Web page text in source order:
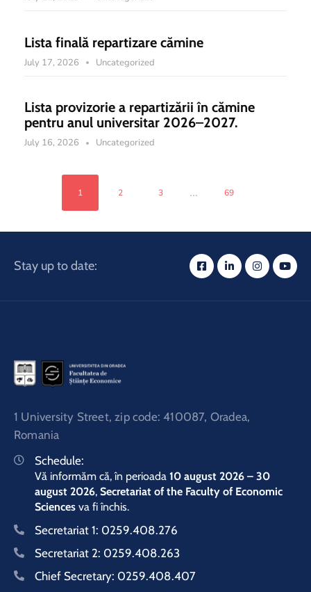
Lista finală repartizare cămine
July 17, 2026 Uncategorized
Lista provizorie a repartizării în cămine
pentru anul universitar 2026–2027.
July 16, 2026 Uncategorized
1 2 3 ... 69
Stay up to date:
1 University Street, zip code: 410087, Oradea,
Romania
Schedule:
Vă informăm că, în perioada 10 august 2026 – 30
august 2026, Secretariat of the Faculty of Economic
Sciences va fi închis.
Secretariat 1: 0259.408.276
Secretariat 2: 0259.408.263
Chief Secretary: 0259.408.407